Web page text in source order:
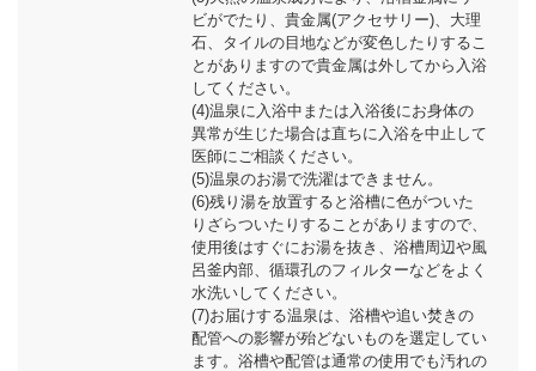
ビがでたり、貴金属(アクセサリー)、大理
石、タイルの目地などが変色したりするこ
とがありますので貴金属は外してから入浴
してください。
(4)温泉に入浴中または入浴後にお身体の
異常が生じた場合は直ちに入浴を中止して
医師にご相談ください。
(5)温泉のお湯で洗濯はできません。
(6)残り湯を放置すると浴槽に色がついた
りざらついたりすることがありますので、
使用後はすぐにお湯を抜き、浴槽周辺や風
呂釜内部、循環孔のフィルターなどをよく
水洗いしてください。
(7)お届けする温泉は、浴槽や追い焚きの
配管への影響が殆どないものを選定してい
ます。浴槽や配管は通常の使用でも汚れの